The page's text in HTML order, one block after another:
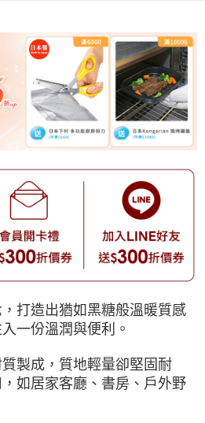
打造出猶如黑糖般溫暖質感
一份溫潤與便利。
製成，質地輕量卻堅固耐
如居家客廳、書房、戶外野